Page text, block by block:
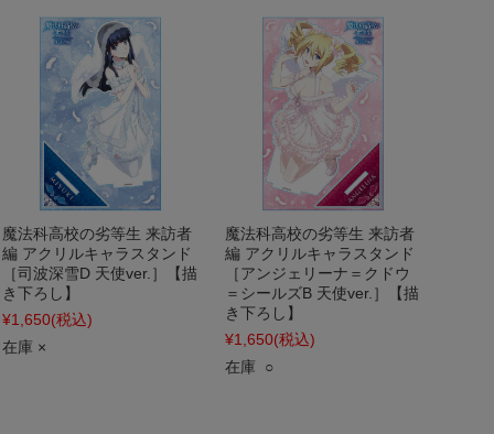
魔法科高校の劣等生 来訪者
編 アクリルキャラスタンド
［司波深雪D 天使ver.］【描
き下ろし】
¥1,650(税込)
在庫 ×
魔法科高校の劣等生 来訪者
編 アクリルキャラスタンド
［アンジェリーナ＝クドウ
＝シールズB 天使ver.］【描
き下ろし】
¥1,650(税込)
在庫 ○